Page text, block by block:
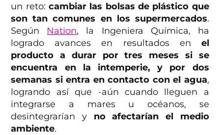
un reto:cambiar las bolsas de plástico que
son tan comunes en los supermercados.
Según Nation, la Ingeniera Química, ha
logrado avances en resultados en el
producto a durar por tres meses si se
encuentra en la intemperie, y por dos
semanas si entra en contacto con el agua,
logrando así que -aún cuando lleguen a
integrarse a mares u océanos, se
desintegrarían y no afectarían el medio
ambiente.